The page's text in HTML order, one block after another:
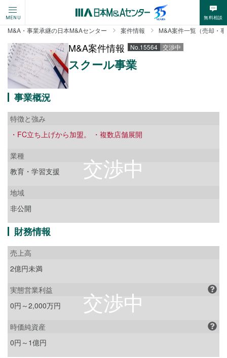
MENU 無料相談
M&A・事業承継の日本M&Aセンター 案件情報 M&A案件一覧（売却・
M&A案件情報 No.15564 交渉中
スクール事業
事業概況
特徴と強み
・FC立ち上げから加盟。 ・複数店舗展開
業種
教育・学習支援
地域
非公開
財務情報
売上高
2億円未満
実態営業利益
0円～2,000万円
時価純資産
0円～1億円